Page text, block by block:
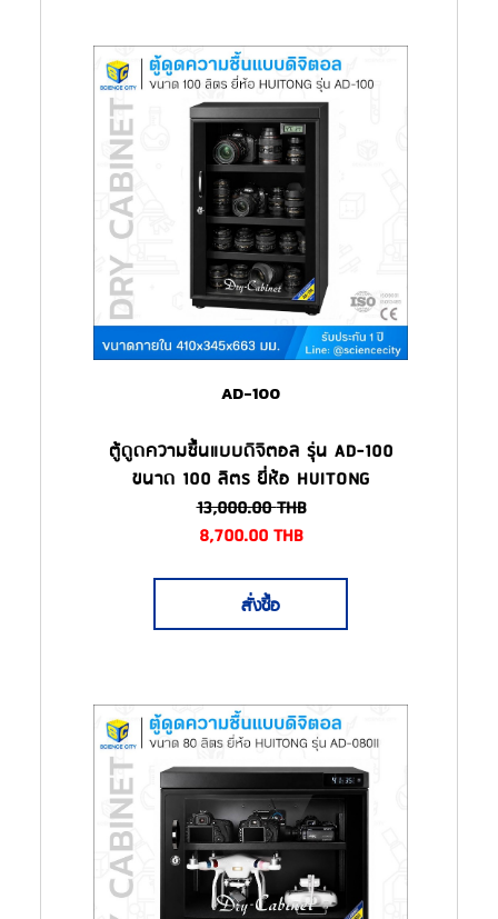
AD-100
ตู้ดูดความชื้นแบบดิจิตอล รุ่น AD-100
ขนาด 100 ลิตร ยี่ห้อ HUITONG
13,000.00THB
8,700.00THB
สั่งซื้อ